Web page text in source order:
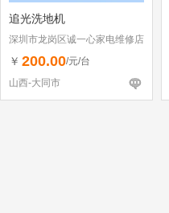
追光洗地机
深圳市龙岗区诚一心家电维修店
（个体工商户）
￥ 200.00/元/台
山西-大同市